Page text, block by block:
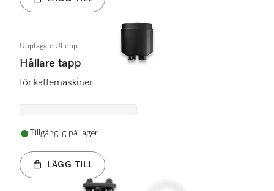
Upptagare Utlopp
Hållare tapp
för kaffemaskiner
Tillgänglig på lager
LÄGG TILL